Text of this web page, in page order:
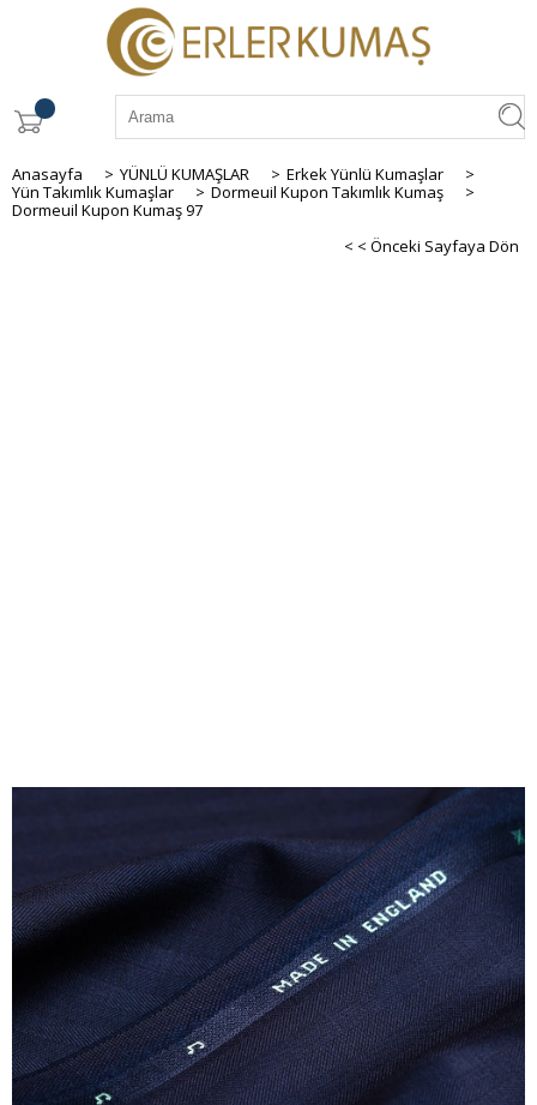
Anasayfa > YÜNLÜ KUMAŞLAR > Erkek Yünlü Kumaşlar
>
Yün Takımlık Kumaşlar
> Dormeuil Kupon Takımlık Kumaş
>
Dormeuil Kupon Kumaş 97
< < Önceki Sayfaya Dön